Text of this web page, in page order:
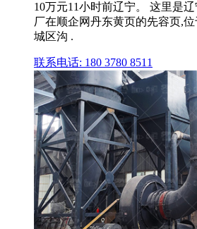
10万元11小时前辽宁。 这里是
厂在顺企网丹东黄页的先容页,
城区沟 .
联系电话: 180 3780 8511